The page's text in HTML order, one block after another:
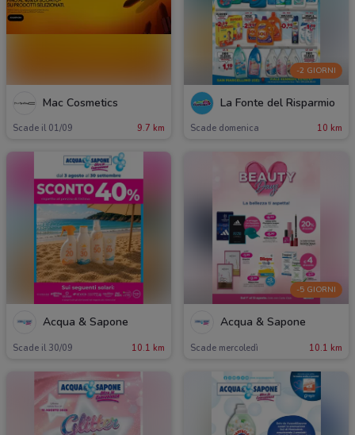
Mac Cosmetics
Scade il 01/09 9.7 km
-2 GIORNI
La Fonte del Risparmio
Scade domenica 10 km
Acqua & Sapone
Scade il 30/09 10.1 km
-5 GIORNI
Acqua & Sapone
Scade mercoledì 10.1 km